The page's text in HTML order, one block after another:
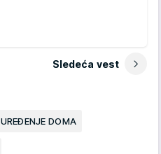
Sledeća vest
UREĐENJE DOMA